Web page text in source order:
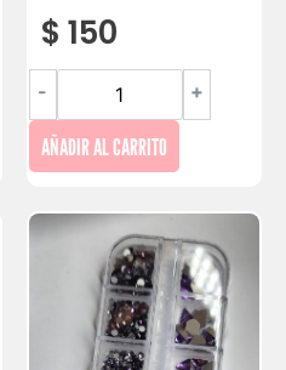
$ 150
- +
AÑADIR AL CARRITO